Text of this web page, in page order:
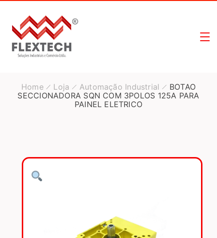
Home Loja Automação Industrial
BOTAO
SECCIONADORA SQN COM 3POLOS 125A PARA
PAINEL ELETRICO